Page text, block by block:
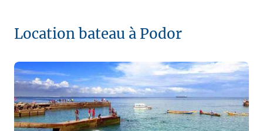
Location bateau à Podor